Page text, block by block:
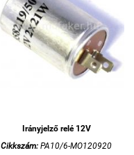
Irányjelző relé 12V
Cikkszám: PA10/6-MO120920